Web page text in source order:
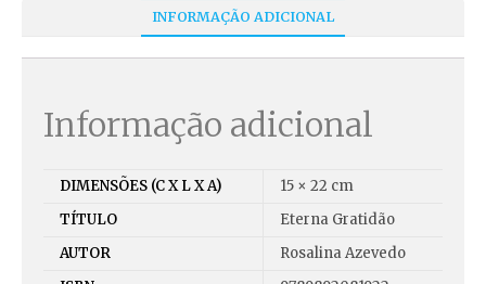
INFORMAÇÃO ADICIONAL
Informação adicional
DIMENSÕES (C X L X A)
15 × 22 cm
TÍTULO
Eterna Gratidão
AUTOR
Rosalina Azevedo